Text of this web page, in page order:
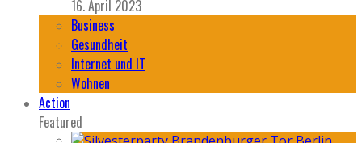
16. April 2023
Business
Gesundheit
Internet und IT
Wohnen
Action
Featured